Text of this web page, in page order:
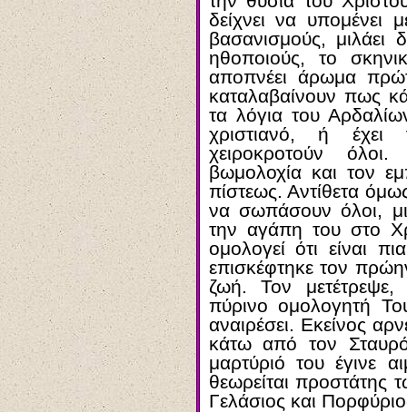
δείχνει να υπομένει
βασανισμούς, μιλάει
ηθοποιούς, το
αποπνέει άρωμα
καταλαβαίνουν πως
τα λόγια του
χριστιανό, ή έχει
χειροκροτούν
βωμολοχία και τον
πίστεως. Αντίθετα
να σωπάσουν όλοι,
την αγάπη του στο
ομολογεί ότι είναι
επισκέφτηκε τον
ζωή. Τον
πύρινο ομολογητή
αναιρέσει. Εκείνος
κάτω από τον
μαρτύριό του έγινε
θεωρείται προστάτης
Γελάσιος και